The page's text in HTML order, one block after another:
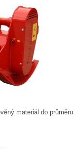
materiál do